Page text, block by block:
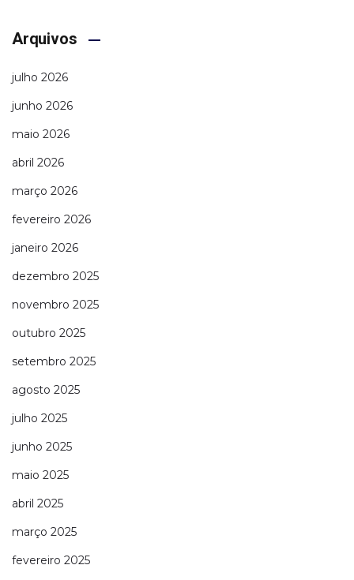
Arquivos
julho 2026
junho 2026
maio 2026
abril 2026
março 2026
fevereiro 2026
janeiro 2026
dezembro 2025
novembro 2025
outubro 2025
setembro 2025
agosto 2025
julho 2025
junho 2025
maio 2025
abril 2025
março 2025
fevereiro 2025